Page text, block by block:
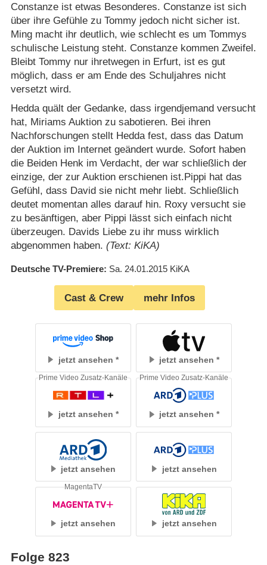
Constanze ist etwas Besonderes. Constanze ist sich
über ihre Gefühle zu Tommy jedoch nicht sicher ist.
Ming macht ihr deutlich, wie schlecht es um Tommys
schulische Leistung steht. Constanze kommen Zweifel.
Bleibt Tommy nur ihretwegen in Erfurt, ist es gut
möglich, dass er am Ende des Schuljahres nicht
versetzt wird.
Hedda quält der Gedanke, dass irgendjemand versucht
hat, Miriams Auktion zu sabotieren. Bei ihren
Nachforschungen stellt Hedda fest, dass das Datum
der Auktion im Internet geändert wurde. Sofort haben
die Beiden Henk im Verdacht, der war schließlich der
einzige, der zur Auktion erschienen ist.Pippi hat das
Gefühl, dass David sie nicht mehr liebt. Schließlich
deutet momentan alles darauf hin. Roxy versucht sie
zu besänftigen, aber Pippi lässt sich einfach nicht
überzeugen. Davids Liebe zu ihr muss wirklich
abgenommen haben. (Text: KiKA)
Deutsche TV-Premiere Sa. 24.01.2015 KiKA
Cast & Crew mehr Infos
jetzt ansehen jetzt ansehen
jetzt ansehen
Prime Video Zusatz-Kanäle
jetzt ansehen
Prime Video Zusatz-Kanäle
jetzt ansehen jetzt ansehen
jetzt ansehen
MagentaTV
jetzt ansehen
Folge 823